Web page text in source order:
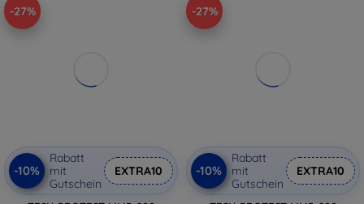
-27%
-10%
Rabatt
mit
Gutschein
EXTRA10
-27%
-10%
Rabatt
mit
Gutschein
EXTRA10